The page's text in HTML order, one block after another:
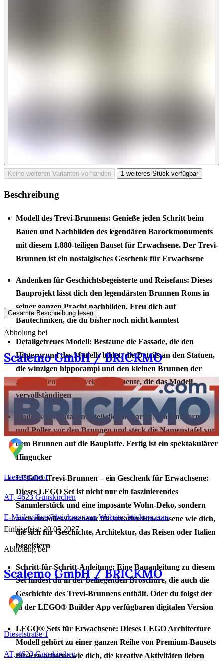
Keine weiteren Varianten vorhanden 1 weiteres Stück verfügbar
Beschreibung
Modell des Trevi-Brunnens: Genieße jeden Schritt beim
Bauen und Nachbilden des legendären Barockmonuments
mit diesem 1.880-teiligen Bauset für Erwachsene. Der Trevi-
Brunnen ist ein nostalgisches Geschenk für Erwachsene
Andenken für Geschichtsbegeisterte und Reisefans: Dieses
Bauprojekt lässt dich den legendärsten Brunnen Roms in
seiner ganzen Pracht nachbilden. Freu dich auf
Bautechniken, die du bisher noch nicht kanntest
Detailgetreues Modell: Bestaune die Fassade, die den
Hintergrund des Modells bildet, die Details an den Statuen,
die winzigen hippocampi und den kleinen Brunnen der
„Liebenden“ sowie weitere Elemente, die das Modell
vervollständigen
Andenken an Italien: Stell die baubaren Straßenlaternen
und Poller vor den Brunnen und steck die Namenstafel vor
dem Brunnen auf die Bauplatte. Fertig ist ein spektakulärer
Hingucker
LEGO® Trevi-Brunnen – ein Geschenk für Erwachsene:
Dieses LEGO Set ist nicht nur ein faszinierendes
Sammlerstück und eine imposante Wohn-Deko, sondern
auch ein tolles Geschenk für kreative Erwachsene wie dich,
die sich für Geschichte, Architektur, das Reisen oder Italien
begeistern
Schritt-für-Schritt-Anleitung: Eine Bauanleitung zu diesem
Set findest du in der beiliegenden Broschüre, die auch die
Geschichte des Trevi-Brunnens enthält. Oder du folgst der
in der LEGO® Builder App verfügbaren digitalen Version
LEGO® Sets für Erwachsene: Dieses LEGO Architecture
Modell gehört zu einer ganzen Reihe von Premium-Bausets
für Erwachsene wie dich, die kreative Aktivitäten lieben
Gesamte Beschreibung lesen
Abholung bei
Scalemo GmbH / BRICKMO
Dieselstraße 1
AT, 4623Gunskirchen
E-Mail: office@brickmo.com Website: brickmo.com
Einlösefrist: 20.05.2027
Abholung bei
Scalemo GmbH / BRICKMO
Dieselstraße 1
AT, 4623Gunskirchen